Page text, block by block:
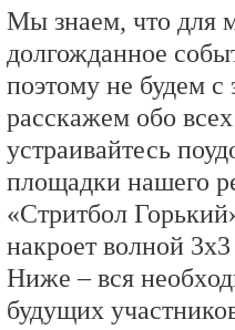
Мы знаем, что для
долгожданное
поэтому не будем с
расскажем обо
устраивайтесь
площадки нашего
«Стритбол
накроет волной
Ниже – вся
будущих